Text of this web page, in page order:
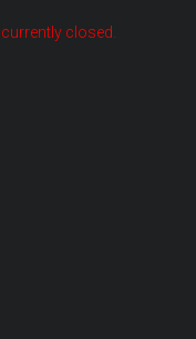
closed.